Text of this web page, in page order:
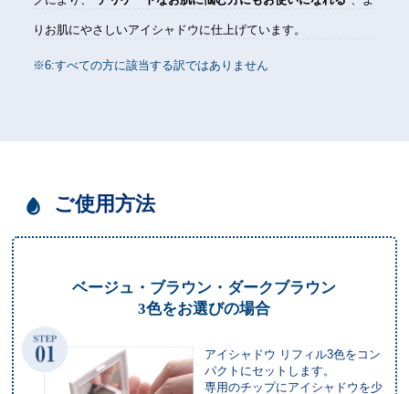
りお肌にやさしいアイシャドウに仕上げています。
※6:すべての方に該当する訳ではありません
ご使用方法
ベージュ・ブラウン・ダークブラウン
3色をお選びの場合
アイシャドウ リフィル3色をコン
パクトにセットします。
専用のチップにアイシャドウを少